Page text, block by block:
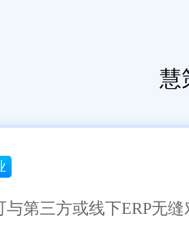
慧
第三方或线下ERP无